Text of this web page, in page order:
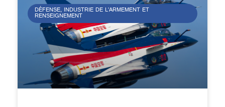
DÉFENSE, INDUSTRIE DE L’ARMEMENT ET
RENSEIGNEMENT